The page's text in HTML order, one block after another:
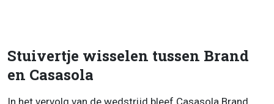
Stuivertje wisselen tussen Brand
en Casasola
In het vervolg van de wedstrijd bleef Casasola Brand